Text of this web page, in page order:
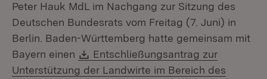
Peter Hauk MdL im Nachgang zur Sitzung des
Deutschen Bundesrats vom Freitag (7. Juni) in
Berlin. Baden-Württemberg hatte gemeinsam mit
Bayern einen
Download:
Entschließungsantrag zur
Unterstützung der Landwirte im Bereich des